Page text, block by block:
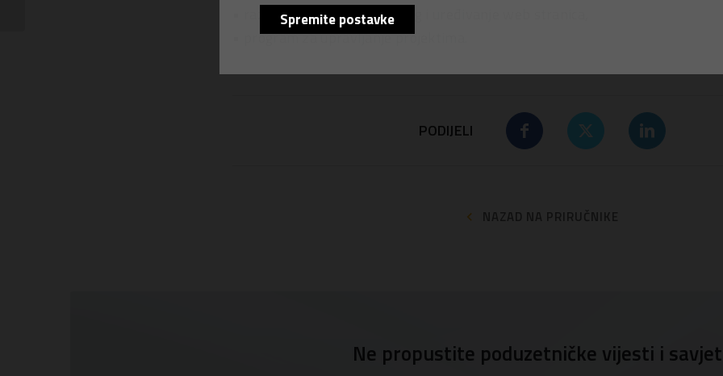
• razna rješenja za marketing i uređivanje web stranica,
• program za upravljanje projektima.
PODIJELI
Ne propustite poduzetničke vijesti i
Spremite postavke